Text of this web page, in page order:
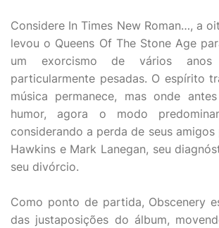
Considere In Times New Roman…, a
levou o Queens Of The Stone Age
um exorcismo de vários anos
particularmente pesadas. O espírito
música permanece, mas onde
humor, agora o modo
considerando a perda de seus
Hawkins e Mark Lanegan, seu
seu divórcio.
Como ponto de partida, Obscenery
das justaposições do álbum,